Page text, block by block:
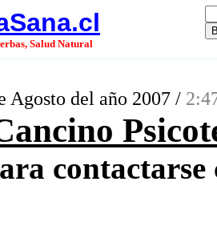
Salud Natural
del año 2007 /
contactarse